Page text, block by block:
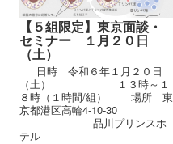
【５組限定】東京面談・
セミナー １月２０日
（土）
日時 令和６年１月２０日
（土） １３時～１
８時（１時間/組） 場所 東
京都港区高輪4-10-30
品川プリンスホ
テル